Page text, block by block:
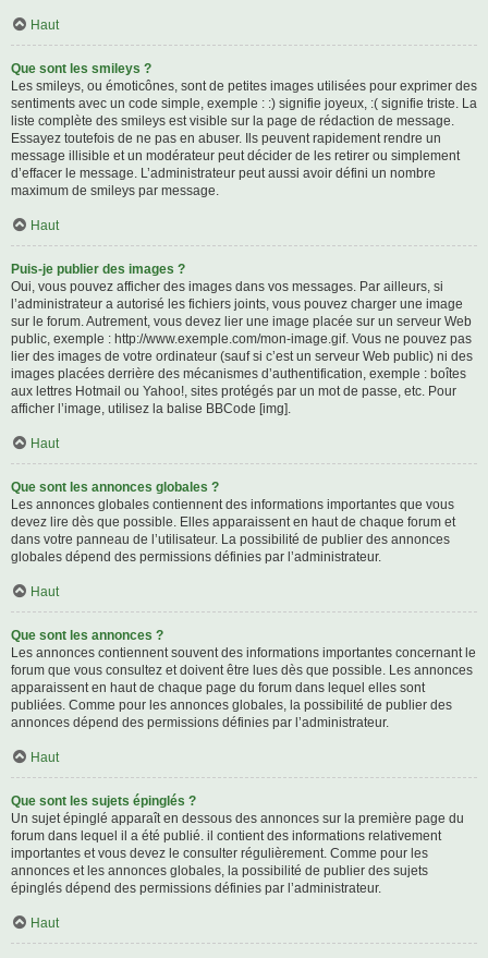
Haut
Que sont les smileys ?
Les smileys, ou émoticônes, sont de petites images utilisées pour exprimer des
sentiments avec un code simple, exemple : :) signifie joyeux, :( signifie triste. La
liste complète des smileys est visible sur la page de rédaction de message.
Essayez toutefois de ne pas en abuser. Ils peuvent rapidement rendre un
message illisible et un modérateur peut décider de les retirer ou simplement
d’effacer le message. L’administrateur peut aussi avoir défini un nombre
maximum de smileys par message.
Haut
Puis-je publier des images ?
Oui, vous pouvez afficher des images dans vos messages. Par ailleurs, si
l’administrateur a autorisé les fichiers joints, vous pouvez charger une image
sur le forum. Autrement, vous devez lier une image placée sur un serveur Web
public, exemple : http://www.exemple.com/mon-image.gif. Vous ne pouvez pas
lier des images de votre ordinateur (sauf si c’est un serveur Web public) ni des
images placées derrière des mécanismes d’authentification, exemple : boîtes
aux lettres Hotmail ou Yahoo!, sites protégés par un mot de passe, etc. Pour
afficher l’image, utilisez la balise BBCode [img].
Haut
Que sont les annonces globales ?
Les annonces globales contiennent des informations importantes que vous
devez lire dès que possible. Elles apparaissent en haut de chaque forum et
dans votre panneau de l’utilisateur. La possibilité de publier des annonces
globales dépend des permissions définies par l’administrateur.
Haut
Que sont les annonces ?
Les annonces contiennent souvent des informations importantes concernant le
forum que vous consultez et doivent être lues dès que possible. Les annonces
apparaissent en haut de chaque page du forum dans lequel elles sont
publiées. Comme pour les annonces globales, la possibilité de publier des
annonces dépend des permissions définies par l’administrateur.
Haut
Que sont les sujets épinglés ?
Un sujet épinglé apparaît en dessous des annonces sur la première page du
forum dans lequel il a été publié. il contient des informations relativement
importantes et vous devez le consulter régulièrement. Comme pour les
annonces et les annonces globales, la possibilité de publier des sujets
épinglés dépend des permissions définies par l’administrateur.
Haut